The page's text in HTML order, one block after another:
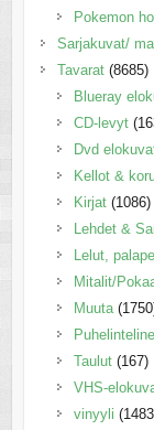
Pokemon
Sarjakuvat/
Tavarat (8685)
Blueray
CD-levyt
Dvd
Kellot &
Kirjat (1086)
Lehdet &
Lelut,
Mitalit/
Muuta
Taulut (167)
VHS-
vinyyli